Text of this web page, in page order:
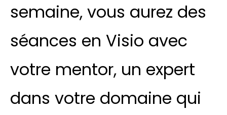
semaine, vous aurez des
séances en Visio avec
votre mentor, un expert
dans votre domaine qui